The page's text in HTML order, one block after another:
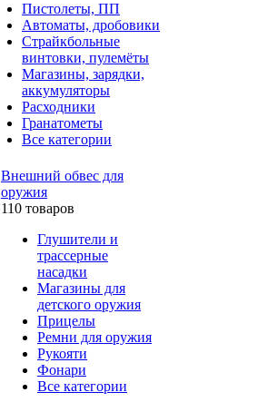
Пистолеты, ПП
Автоматы, дробовики
Страйкбольные
винтовки, пулемёты
Магазины, зарядки,
аккумуляторы
Расходники
Гранатометы
Все категории
Внешний обвес для
оружия
110 товаров
Глушители и
трассерные
насадки
Магазины для
детского оружия
Прицелы
Ремни для оружия
Рукояти
Фонари
Все категории